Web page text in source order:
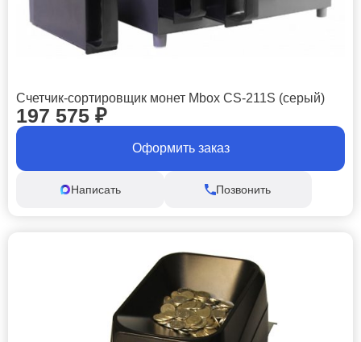
Счетчик-сортировщик монет Mbox CS-211S (серый)
197 575 ₽
Оформить заказ
Написать Позвонить